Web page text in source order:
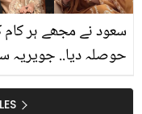
سعود نے مجھے ہر کام
حوصلہ دیا.. جویریہ